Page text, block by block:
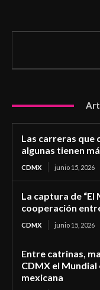
Las carreras que
algunas tienen
CDMX junio 15, 2026
La captura de “El
cooperación
CDMX junio 15, 2026
Entre catrinas,
CDMX el
mexicana